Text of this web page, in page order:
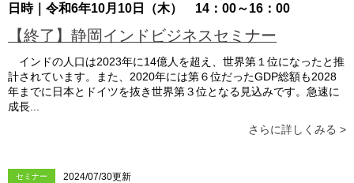
日時｜令和6年10月10日（木） 14：00～16：00
【終了】静岡インドビジネスセミナー
インドの人口は2023年に14億人を超え、世界第１位になったと推
計されています。また、2020年には第６位だったGDP総額も2028
年までに日本とドイツを抜き世界第３位となる見込みです。急速に
成長...
さらに詳しくみる >
セミナー 2024/07/30更新